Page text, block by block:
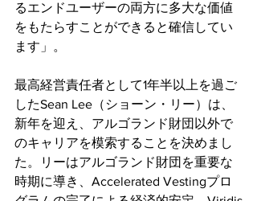
るエンドユーザーの両方に多大な価値
をもたらすことができると確信してい
ます」。
最高経営責任者として1年半以上を過ご
したSean Lee（ショーン・リー）は、
新年を迎え、アルゴランド財団以外で
のキャリアを模索することを決めまし
た。リーはアルゴランド財団を重要な
時期に導き、Accelerated Vestingプロ